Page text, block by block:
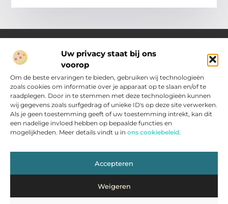
Uw privacy staat bij ons
voorop
Om de beste ervaringen te bieden, gebruiken wij technologieën
zoals cookies om informatie over je apparaat op te slaan en/of te
raadplegen. Door in te stemmen met deze technologieën kunnen
wij gegevens zoals surfgedrag of unieke ID's op deze site verwerken.
Als je geen toestemming geeft of uw toestemming intrekt, kan dit
een nadelige invloed hebben op bepaalde functies en
mogelijkheden. Meer details vindt u in ons cookiebeleid.
Accepteren
Weigeren
Over Pakhuisroosendaal.nl
Jouw gids voor inspiratie en tips uit het dagelijks leven.
Ontdek een brede verzameling blogs en artikelen die je helpen
om het meeste uit elke dag te halen, met praktische adviezen
en verrassende inzichten.
Main Links
Bericht categorie